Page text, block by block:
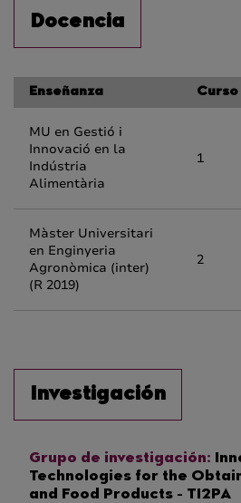
Docencia
Enseñanza Curso
MU en Gestió i
Innovació en la
Indústria
Alimentària
1
Màster Universitari
en Enginyeria
Agronòmica (inter)
(R 2019)
2
Investigación
Grupo de investigación:
Technologies for the
and Food Products - TI2PA